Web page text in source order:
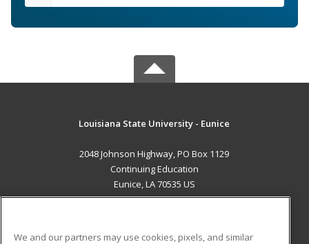
Louisiana State University - Eunice
2048 Johnson Highway, PO Box 1129
Continuing Education
Eunice, LA 70535 US
We and our partners may use cookies, pixels, and similar